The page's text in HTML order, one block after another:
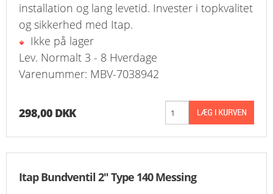
installation og lang levetid. Invester i topkvalitet
og sikkerhed med Itap.
Ikke på lager
Lev. Normalt 3 - 8 Hverdage
Varenummer: MBV-7038942
298,00 DKK
Itap Bundventil 2" Type 140 Messing